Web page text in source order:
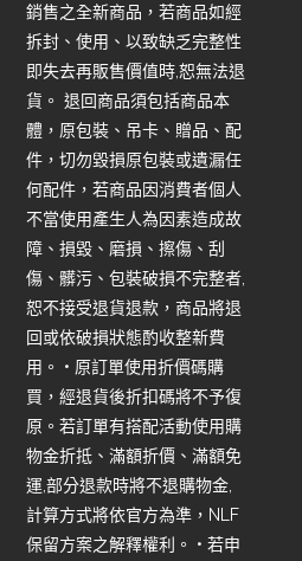
銷售之全新商品，若商品如經
拆封、使用、以致缺乏完整性
即失去再販售價值時,恕無法退
貨。 退回商品須包括商品本
體，原包裝、吊卡、贈品、配
件，切勿毀損原包裝或遺漏任
何配件，若商品因消費者個人
不當使用產生人為因素造成故
障、損毀、磨損、擦傷、刮
傷、髒污、包裝破損不完整者,
恕不接受退貨退款，商品將退
回或依破損狀態酌收整新費
用。 • 原訂單使用折價碼購
買，經退貨後折扣碼將不予復
原。若訂單有搭配活動使用購
物金折抵、滿額折價、滿額免
運,部分退款時將不退購物金,
計算方式將依官方為準，NLF
保留方案之解釋權利。 • 若申